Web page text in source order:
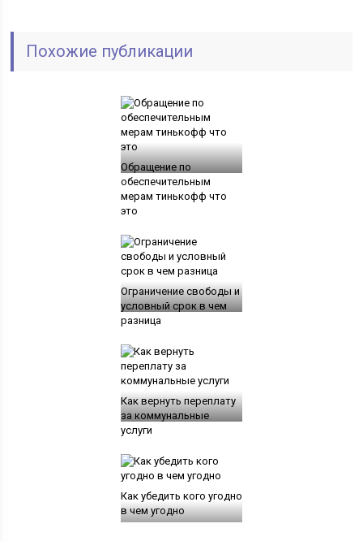
Похожие публикации
Обращение по
обеспечительным
мерам тинькофф что
это
Ограничение свободы и
условный срок в чем
разница
Как вернуть переплату
за коммунальные
услуги
Как убедить кого угодно
в чем угодно